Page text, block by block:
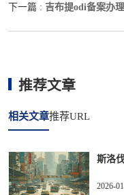
下一篇 : 吉布提odi备案办
推荐文章
相关文章推荐URL
斯洛
2026-